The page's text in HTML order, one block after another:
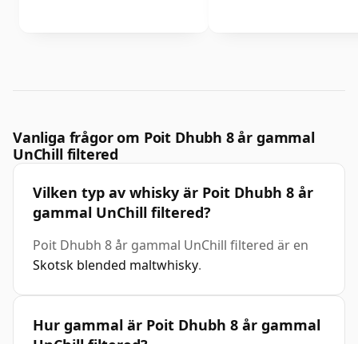
Vanliga frågor om Poit Dhubh 8 år gammal
UnChill filtered
Vilken typ av whisky är Poit Dhubh 8 år
gammal UnChill filtered?
Poit Dhubh 8 år gammal UnChill filtered är en
Skotsk blended maltwhisky.
Hur gammal är Poit Dhubh 8 år gammal